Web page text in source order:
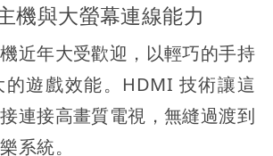
機與大螢幕連線能力
近年大受歡迎，以輕巧的手持
的遊戲效能。HDMI 技術讓這
連接高畫質電視，無縫過渡到
系統。